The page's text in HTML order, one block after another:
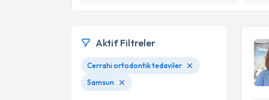
Aktif Filtreler
Cerrahi ortodontik tedaviler
Samsun